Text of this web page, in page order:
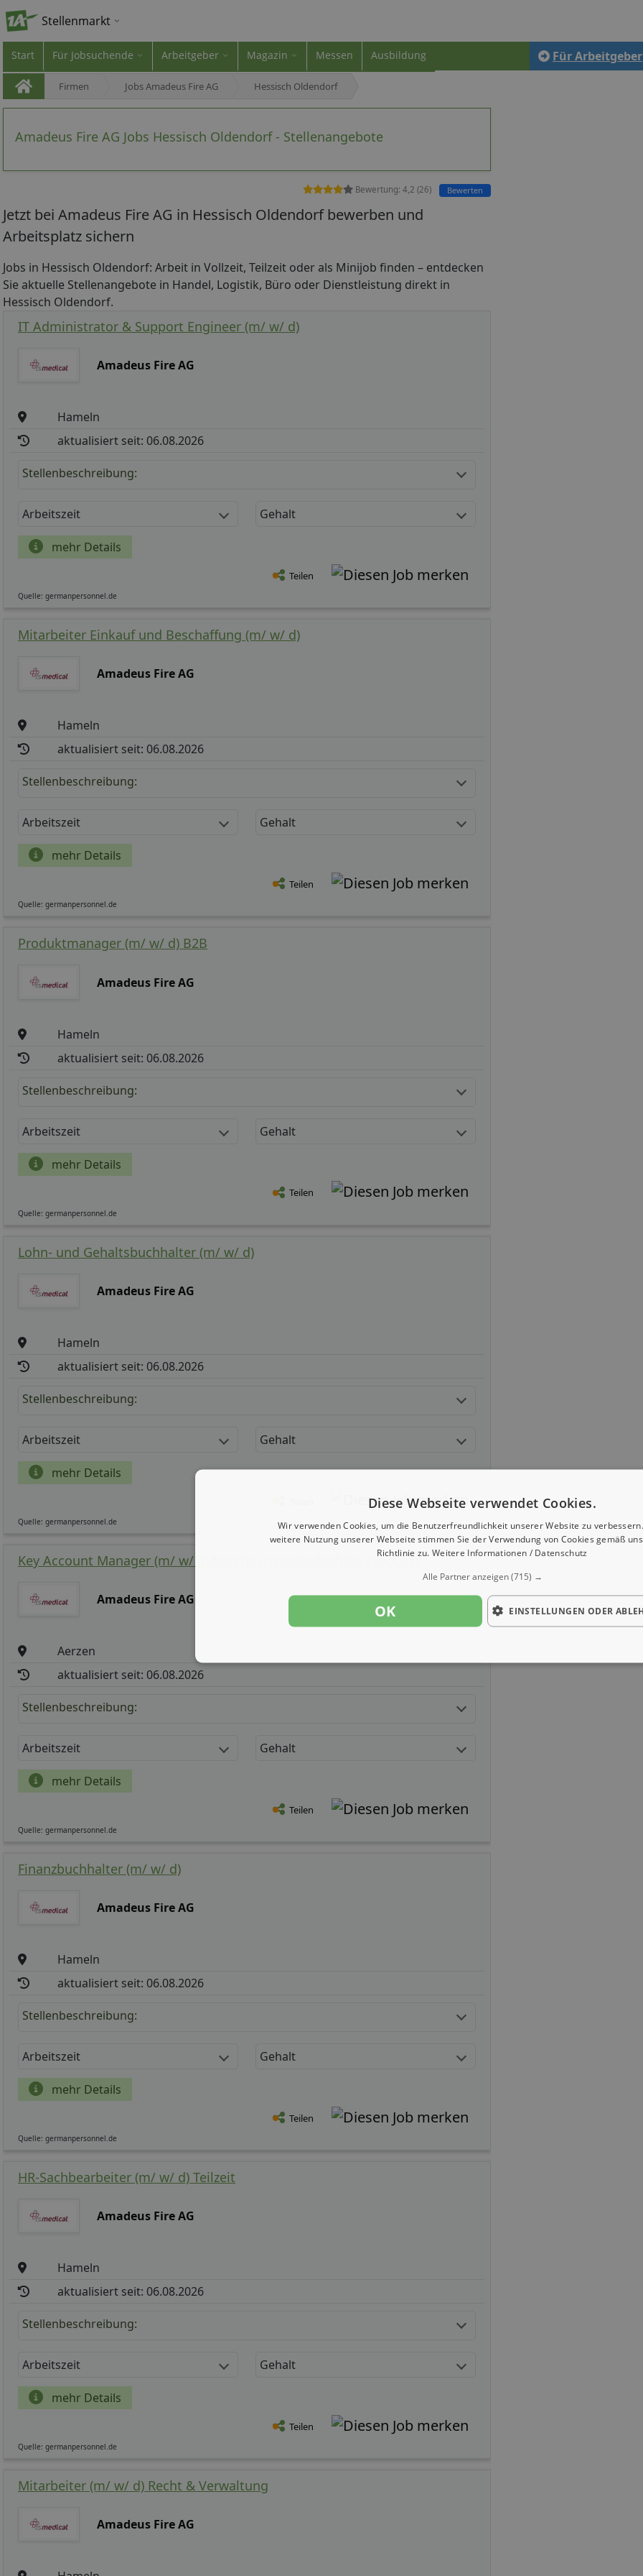
Stellenmarkt
Start Für Jobsuchende Arbeitgeber Magazin Messen Ausbildung Für Arbeitgeber
Firmen Jobs Amadeus Fire AG Hessisch Oldendorf
Amadeus Fire AG Jobs Hessisch Oldendorf - Stellenangebote
Bewertung: 4,2 (26) Bewerten
Jetzt bei Amadeus Fire AG in Hessisch Oldendorf bewerben und
Arbeitsplatz sichern
Jobs in Hessisch Oldendorf: Arbeit in Vollzeit, Teilzeit oder als Minijob finden – entdecken
Sie aktuelle Stellenangebote in Handel, Logistik, Büro oder Dienstleistung direkt in
Hessisch Oldendorf.
IT Administrator & Support Engineer (m/ w/ d)
Amadeus Fire AG
Hameln
aktualisiert seit: 06.08.2026
Stellenbeschreibung:
Arbeitszeit Gehalt
mehr Details
Teilen
Quelle: germanpersonnel.de
Mitarbeiter Einkauf und Beschaffung (m/ w/ d)
Amadeus Fire AG
Hameln
aktualisiert seit: 06.08.2026
Stellenbeschreibung:
Arbeitszeit Gehalt
mehr Details
Teilen
Quelle: germanpersonnel.de
Produktmanager (m/ w/ d) B2B
Amadeus Fire AG
Hameln
aktualisiert seit: 06.08.2026
Stellenbeschreibung:
Arbeitszeit Gehalt
mehr Details
Teilen
Quelle: germanpersonnel.de
Lohn- und Gehaltsbuchhalter (m/ w/ d)
Amadeus Fire AG
Hameln
aktualisiert seit: 06.08.2026
Stellenbeschreibung:
Arbeitszeit Gehalt
mehr Details
Quelle: germanpersonnel.de
Key Account Manager (m/ w/ d) für erklärungsbedürftige Produkte
Amadeus Fire AG
Aerzen
aktualisiert seit: 06.08.2026
Stellenbeschreibung:
Arbeitszeit Gehalt
mehr Details
Teilen
Quelle: germanpersonnel.de
Finanzbuchhalter (m/ w/ d)
Amadeus Fire AG
Hameln
aktualisiert seit: 06.08.2026
Stellenbeschreibung:
Arbeitszeit Gehalt
mehr Details
Teilen
Quelle: germanpersonnel.de
HR-Sachbearbeiter (m/ w/ d) Teilzeit
Amadeus Fire AG
Hameln
aktualisiert seit: 06.08.2026
Stellenbeschreibung:
Arbeitszeit Gehalt
mehr Details
Teilen
Quelle: germanpersonnel.de
Mitarbeiter (m/ w/ d) Recht & Verwaltung
Amadeus Fire AG
Diese Webseite verwendet Cookies.
Wir verwenden Cookies, um die Benutzerfreundlichkeit unserer Website zu
weitere Nutzung unserer Webseite stimmen Sie der Verwendung von Cookies gemäß
Richtlinie zu. Weitere Informationen / Datenschutz
Alle Partner anzeigen(715) →
OK EINSTELLUNGEN ODER